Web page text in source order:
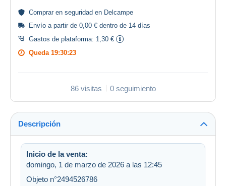
Comprar en seguridad en Delcampe
Envío a partir de 0,00 € dentro de 14 días
Gastos de plataforma: 1,30 €
Queda 19:30:22
86 visitas 0 seguimiento
Descripción
Inicio de la venta:
domingo, 1 de marzo de 2026 a las 12:45
Objeto n°2494526786